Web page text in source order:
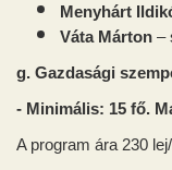
Menyhárt
Váta Márton –
g. Gazdasági
- Minimális: 15 fő.
A program ára 230